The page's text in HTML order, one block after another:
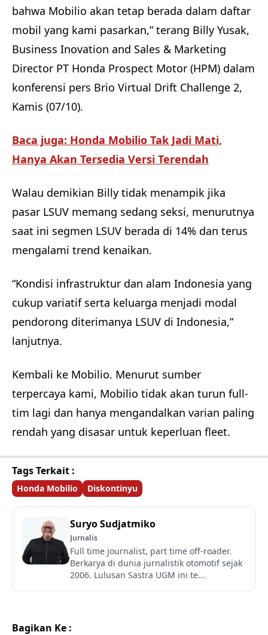
bahwa Mobilio akan tetap berada dalam daftar
mobil yang kami pasarkan,” terang Billy Yusak,
Business Inovation and Sales & Marketing
Director PT Honda Prospect Motor (HPM) dalam
konferensi pers Brio Virtual Drift Challenge 2,
Kamis (07/10).
Baca juga: Honda Mobilio Tak Jadi Mati,
Hanya Akan Tersedia Versi Terendah
Walau demikian Billy tidak menampik jika
pasar LSUV memang sedang seksi, menurutnya
saat ini segmen LSUV berada di 14% dan terus
mengalami trend kenaikan.
“Kondisi infrastruktur dan alam Indonesia yang
cukup variatif serta keluarga menjadi modal
pendorong diterimanya LSUV di Indonesia,”
lanjutnya.
Kembali ke Mobilio. Menurut sumber
terpercaya kami, Mobilio tidak akan turun full-
tim lagi dan hanya mengandalkan varian paling
rendah yang disasar untuk keperluan fleet.
Tags Terkait :
Honda Mobilio Diskontinyu
Suryo Sudjatmiko
Jurnalis
Full time journalist, part time off-roader.
Berkarya di dunia jurnalistik otomotif sejak
2006. Lulusan Sastra UGM ini te...
Bagikan Ke :